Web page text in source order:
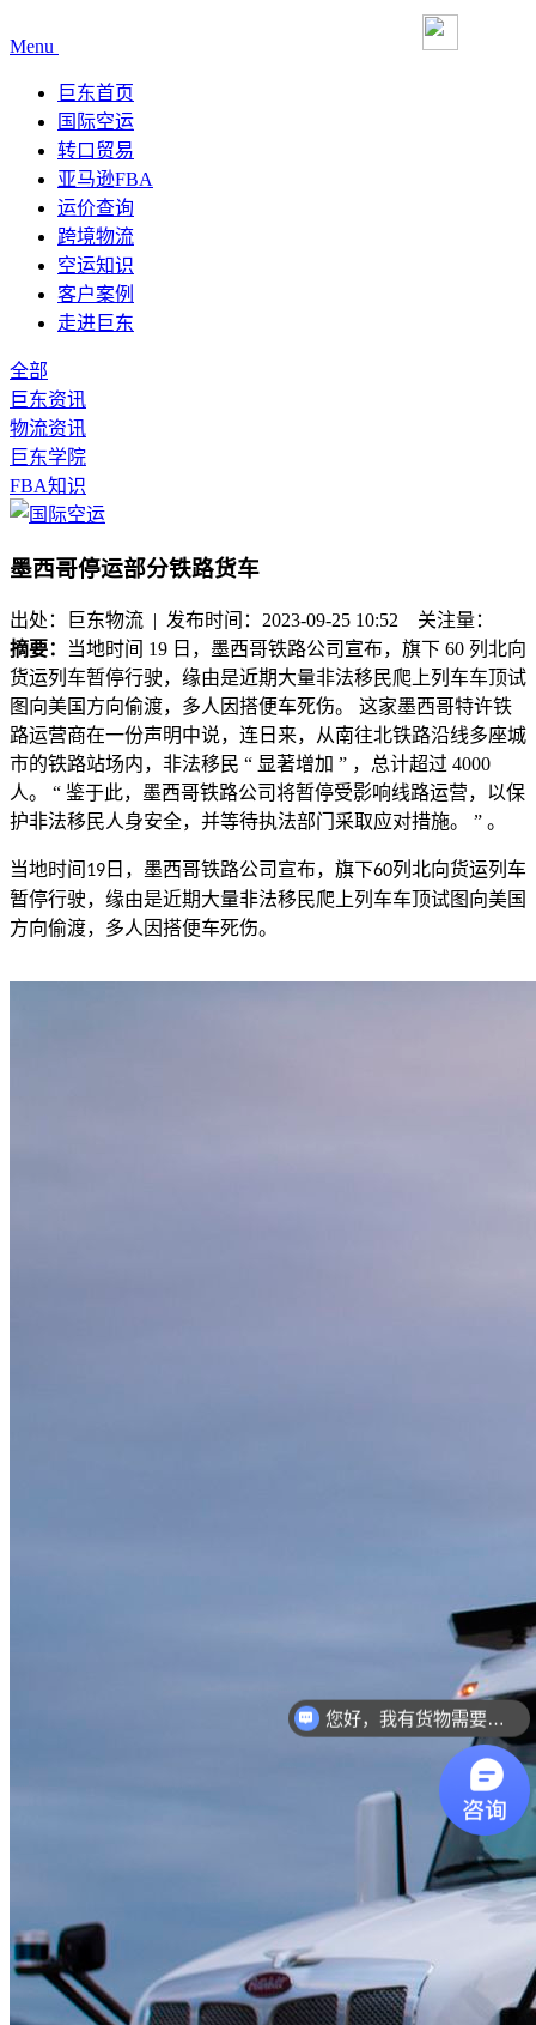
Menu
巨东首页
国际空运
转口贸易
亚马逊FBA
运价查询
跨境物流
空运知识
客户案例
走进巨东
全部
巨东资讯
物流资讯
巨东学院
FBA知识
墨西哥停运部分铁路货车
出处：巨东物流 | 发布时间：2023-09-25 10:52 关注量：
摘要：
当地时间 19 日，墨西哥铁路公司宣布，旗下 60 列北向
货运列车暂停行驶，缘由是近期大量非法移民爬上列车车顶试
图向美国方向偷渡，多人因搭便车死伤。 这家墨西哥特许铁
路运营商在一份声明中说，连日来，从南往北铁路沿线多座城
市的铁路站场内，非法移民 “ 显著增加 ” ，总计超过 4000
人。 “ 鉴于此，墨西哥铁路公司将暂停受影响线路运营，以保
护非法移民人身安全，并等待执法部门采取应对措施。 ” 。
当地时间 19 日，墨西哥铁路公司宣布，旗下60列北向货运列车
暂停行驶，缘由是近期大量非法移民爬上列车车顶试图向美国
方向偷渡，多人因搭便车死伤。
您好，我有货物需要你们的产品。